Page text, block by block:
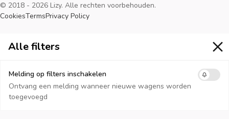
© 2018 - 2026 Lizy. Alle rechten voorbehouden.
CookiesTermsPrivacy Policy
Alle filters
Alle filters
Melding op filters inschakelen
Ontvang een melding wanneer nieuwe wagens worden
toegevoegd